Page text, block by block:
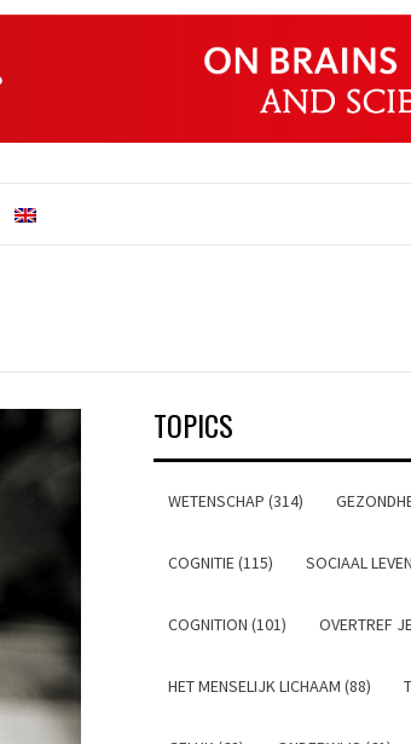
WONDERS
TOPICS
WETENSCHAP (314)
COGNITIE (115) SOCIAAL
COGNITION (101) OVERTREF
HET MENSELIJK LICHAAM (88)